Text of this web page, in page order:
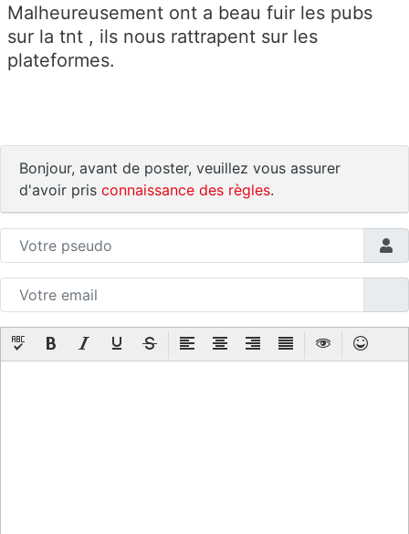
Malheureusement ont a beau fuir les pubs
sur la tnt , ils nous rattrapent sur les
plateformes.
Bonjour, avant de poster, veuillez vous assurer
d'avoir pris connaissance des règles.